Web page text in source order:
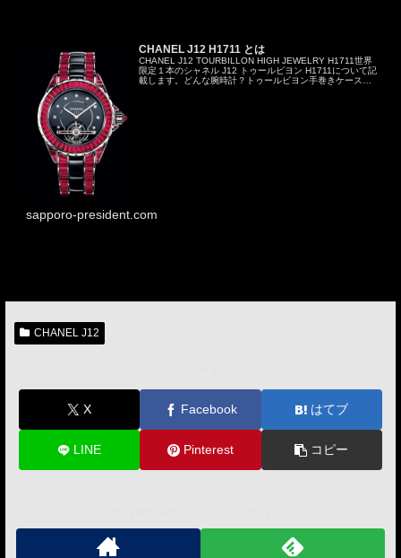
CHANEL J12 H1711 とは
CHANEL J12 TOURBILLON HIGH JEWELRY H1711世界
限定１本のシャネル J12 トゥールビヨン H1711について記
載します。どんな腕時計？トゥールビヨン手巻きケースサ
sapporo-president.com
CHANEL J12
X Facebook はてブ
LINE Pinterest コピー